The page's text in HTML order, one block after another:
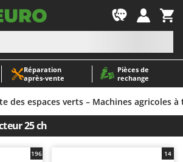
Réparation
après‑vente
Pièces de
rechange
tracteurs tondeuses autoportés
pour gazon
pommes de terre pour tracteur
Électriques
LINE
des espaces verts – Machines agricoles
25 ch
196 14